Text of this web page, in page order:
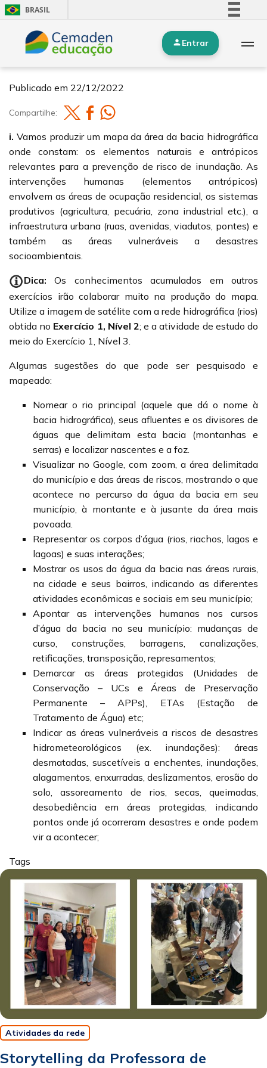
BRASIL
Simplifique!
Comunica BR
Entrar
3. Mapa temático da bacia hidrográfica.
Publicado em 22/12/2022
Compartilhe:
i. Vamos produzir um mapa da área da bacia hidrográfica
onde constam: os elementos naturais e antrópicos
relevantes para a prevenção de risco de inundação. As
intervenções humanas (elementos antrópicos)
envolvem as áreas de ocupação residencial, os sistemas
produtivos (agricultura, pecuária, zona industrial etc.), a
infraestrutura urbana (ruas, avenidas, viadutos, pontes) e
também as áreas vulneráveis a desastres
socioambientais.
Dica: Os conhecimentos acumulados em outros
exercícios irão colaborar muito na produção do mapa.
Utilize a imagem de satélite com a rede hidrográfica (rios)
obtida no Exercício 1, Nível 2; e a atividade de estudo do
meio do Exercício 1, Nível 3.
Algumas sugestões do que pode ser pesquisado e
mapeado:
Nomear o rio principal (aquele que dá o nome à
bacia hidrográfica), seus afluentes e os divisores de
águas que delimitam esta bacia (montanhas e
serras) e localizar nascentes e a foz.
Visualizar no Google, com zoom, a área delimitada
do município e das áreas de riscos, mostrando o que
acontece no percurso da água da bacia em seu
município, à montante e à jusante da área mais
povoada.
Representar os corpos d’água (rios, riachos, lagos e
lagoas) e suas interações;
Mostrar os usos da água da bacia nas áreas rurais,
na cidade e seus bairros, indicando as diferentes
atividades econômicas e sociais em seu município;
Apontar as intervenções humanas nos cursos
d’água da bacia no seu município: mudanças de
curso, construções, barragens, canalizações,
retificações, transposição, represamentos;
Demarcar as áreas protegidas (Unidades de
Conservação – UCs e Áreas de Preservação
Permanente – APPs), ETAs (Estação de
Tratamento de Água) etc;
Indicar as áreas vulneráveis a riscos de desastres
hidrometeorológicos (ex. inundações): áreas
desmatadas, suscetíveis a enchentes, inundações,
alagamentos, enxurradas, deslizamentos, erosão do
solo, assoreamento de rios, secas, queimadas,
desobediência em áreas protegidas, indicando
pontos onde já ocorreram desastres e onde podem
vir a acontecer;
Tags
Atividades da rede
Storytelling da Professora de